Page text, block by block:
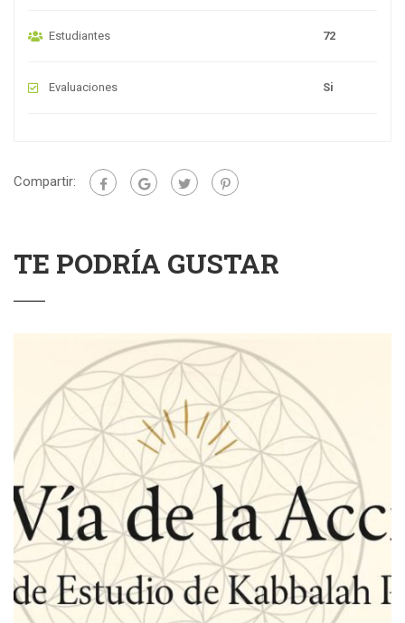
Estudiantes 72
Evaluaciones Si
Compartir:
TE PODRÍA GUSTAR